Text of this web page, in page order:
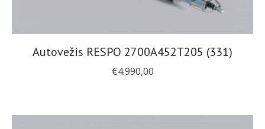
Autovežis RESPO 2700A452T205 (331)
€4.990,00